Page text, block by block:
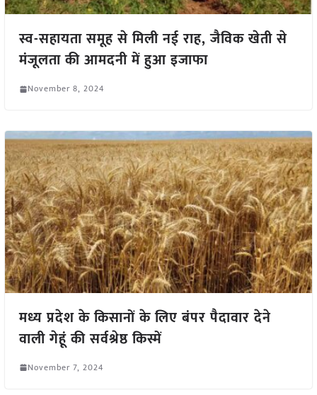
स्व-सहायता समूह से मिली नई राह, जैविक खेती से
मंजूलता की आमदनी में हुआ इजाफा
November 8, 2024
मध्य प्रदेश के किसानों के लिए बंपर पैदावार देने
वाली गेहूं की सर्वश्रेष्ठ किस्में
November 7, 2024